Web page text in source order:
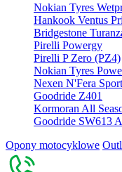
Nokian Tyres
Hankook Ventus
Bridgestone
Pirelli Powergy
Pirelli P Zero (PZ4)
Nokian Tyres
Nexen N'Fera Sport
Goodride Z401
Kormoran All
Goodride SW613
Opony motocyklowe